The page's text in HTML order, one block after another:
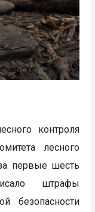
контроля
лесного
первые шесть
штрафы
безопасности